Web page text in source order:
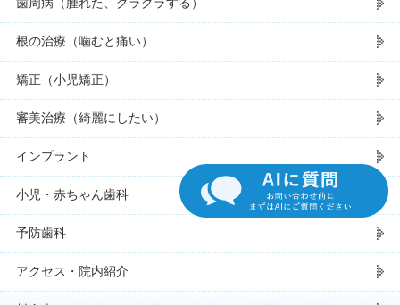
根の治療（噛むと痛い）
矯正（小児矯正）
審美治療（綺麗にしたい）
インプラント
小児・赤ちゃん歯科
予防歯科
アクセス・院内紹介